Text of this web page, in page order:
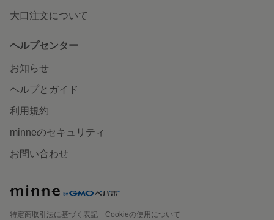
大口注文について
ヘルプセンター
お知らせ
ヘルプとガイド
利用規約
minneのセキュリティ
お問い合わせ
特定商取引法に基づく表記
Cookieの使用について